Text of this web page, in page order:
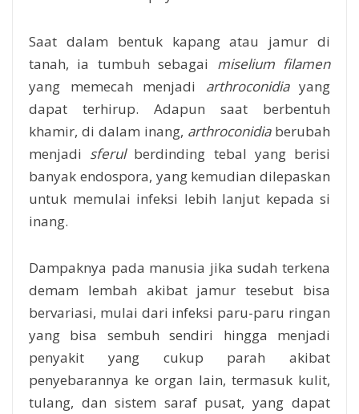
Saat dalam bentuk kapang atau jamur di
tanah, ia tumbuh sebagai miselium filamen
yang memecah menjadi arthroconidiayang
dapat terhirup. Adapun saat berbentuh
khamir, di dalam inang, arthroconidiaberubah
menjadi sferulberdinding tebal yang berisi
banyak endospora, yang kemudian dilepaskan
untuk memulai infeksi lebih lanjut kepada si
inang.
Dampaknya pada manusia jika sudah terkena
demam lembah akibat jamur tesebut bisa
bervariasi, mulai dari infeksi paru-paru ringan
yang bisa sembuh sendiri hingga menjadi
penyakit yang cukup parah akibat
penyebarannya ke organ lain, termasuk kulit,
tulang, dan sistem saraf pusat, yang dapat